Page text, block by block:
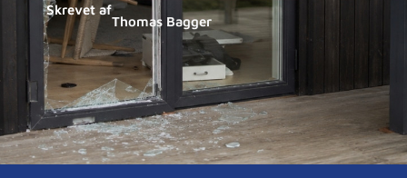
Skrevet af
Thomas Bagger